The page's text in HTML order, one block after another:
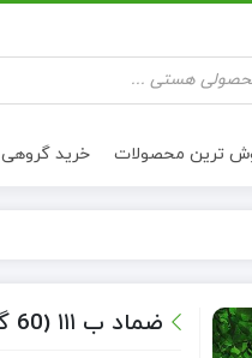
ترین محصولات خرید گروهی
ضماد ب ۱۱۱ (60 گرم)